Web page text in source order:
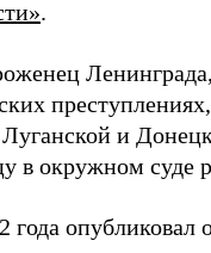
.
Луганской и
в окружном
опубликовал